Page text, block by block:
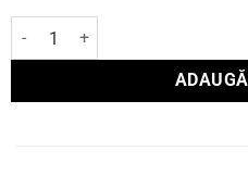
Cantitate Boxe Podea Marten